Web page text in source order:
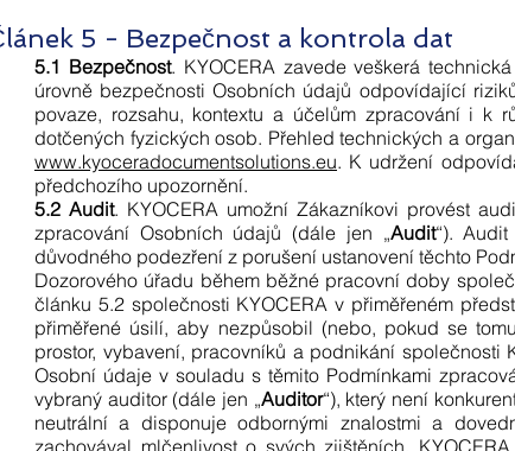
5 - Bezpečnost a kontrola dat
5.1 Bezpečnost. KYOCERA zavede veškerá
úrovně bezpečnosti Osobních údajů odpovídající
povaze, rozsahu, kontextu a účelům zpracování i k
dotčených fyzických osob. Přehled technických a
www.kyoceradocumentsolutions.eu. K udržení
předchozího upozornění.
5.2 Audit. KYOCERA umožní Zákazníkovi provést
zpracování Osobních údajů (dále jen „Audit“).
důvodného podezření z porušení ustanovení těchto
Dozorového úřadu během běžné pracovní doby
článku 5.2 společnosti KYOCERA v přiměřeném
přiměřené úsilí, aby nezpůsobil (nebo, pokud se
prostor, vybavení, pracovníků a podnikání společnosti
Osobní údaje v souladu s těmito Podmínkami
vybraný auditor (dále jen „Auditor“), který není
neutrální a disponuje odbornými znalostmi a
zachovával mlčenlivost o svých zjištěních.